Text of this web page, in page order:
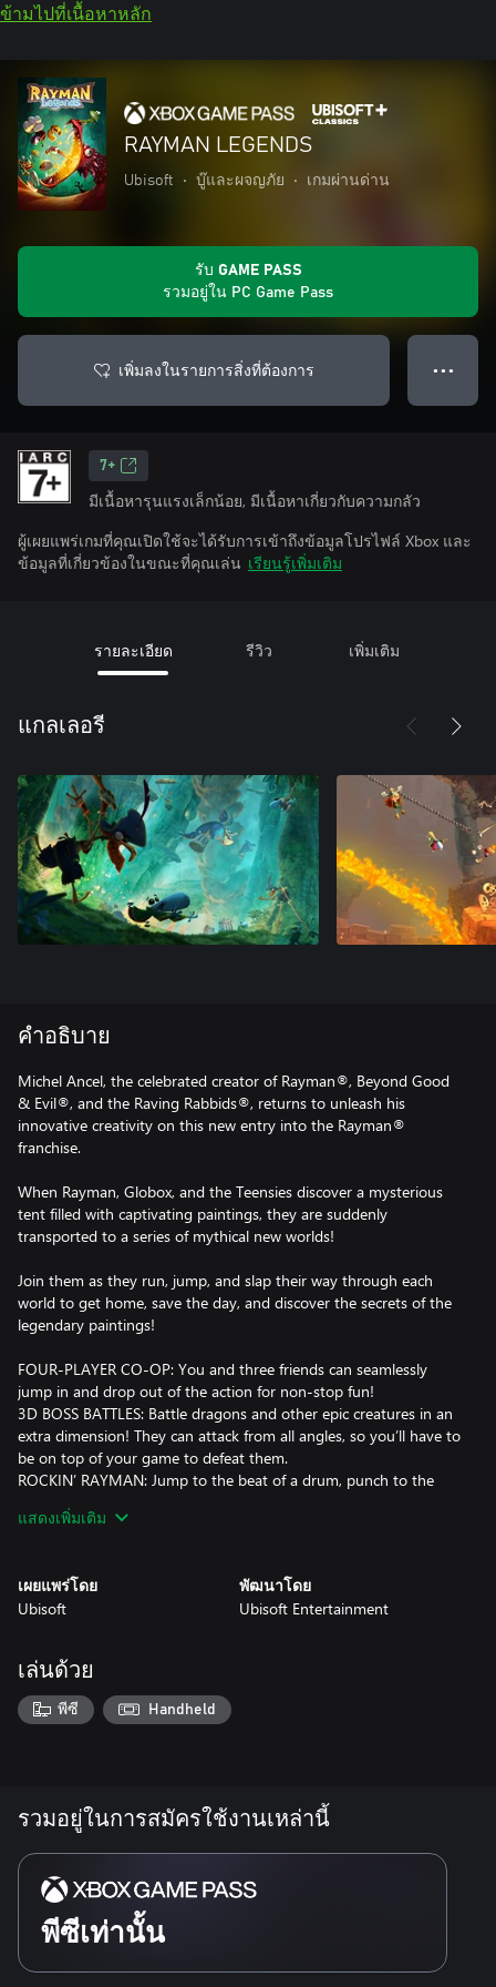
ข้ามไปที่เนื้อหาหลัก
RAYMAN LEGENDS
Ubisoft • บู๊และผจญภัย • เกมผ่านด่าน
รับ GAME PASS
รวมอยู่ใน PC Game Pass
เพิ่มลงในรายการสิ่งที่ต้องการ ● ● ●
7+
มีเนื้อหารุนแรงเล็กน้อย, มีเนื้อหาเกี่ยวกับความกลัว
ผู้เผยแพร่เกมที่คุณเปิดใช้จะได้รับการเข้าถึงข้อมูลโปรไฟล์ Xbox และ
ข้อมูลที่เกี่ยวข้องในขณะที่คุณเล่น เรียนรู้เพิ่มเติม
รายละเอียด รีวิว เพิ่มเติม
แกลเลอรี
คำอธิบาย
Michel Ancel, the celebrated creator of Rayman®, Beyond Good
& Evil®, and the Raving Rabbids®, returns to unleash his
innovative creativity on this new entry into the Rayman®
franchise.
When Rayman, Globox, and the Teensies discover a mysterious
tent filled with captivating paintings, they are suddenly
transported to a series of mythical new worlds!
Join them as they run, jump, and slap their way through each
world to get home, save the day, and discover the secrets of the
legendary paintings!
FOUR-PLAYER CO-OP: You and three friends can seamlessly
jump in and drop out of the action for non-stop fun!
3D BOSS BATTLES: Battle dragons and other epic creatures in an
extra dimension! They can attack from all angles, so you’ll have to
be on top of your game to defeat them.
ROCKIN’ RAYMAN: Jump to the beat of a drum, punch to the
rhythm is the key to beat these maps set to original and licensed
แสดงเพิ่มเติม
เผยแพร่โดย
Ubisoft
พัฒนาโดย
Ubisoft Entertainment
เล่นด้วย
พีซี Handheld
รวมอยู่ในการสมัครใช้งานเหล่านี้
พีซีเท่านั้น